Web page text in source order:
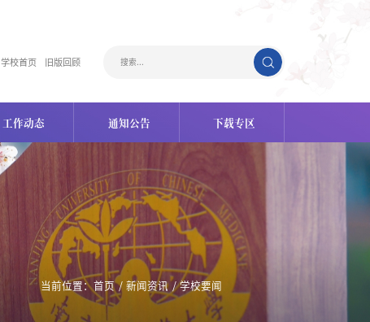
学校首页 旧版回顾
工作动态 通知公告 下载专区
当前位置：首页 / 新闻资讯 / 学校要闻